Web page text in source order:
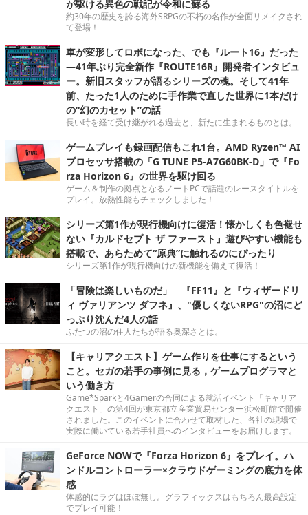
が駆ける異色の戦記が令和に蘇る
約30年の歴史を誇る海外SRPGの不朽の名作が全面リメイクされ
て登場！
車が変形してロボになった、でも『ルート16』だった
―41年ぶり完全新作『ROUTE16R』開発者インタビュ
ー。新旧スタッフが語るシリーズの魂。そして41年
前、たった1人のために手作業で直した世界に1本だけ
の“幻のカセット”の話
長い時を経て受け継がれる過去と、新たに生まれるものとは。
ゲームプレイも録画配信もこれ1台。AMD Ryzen™ AI
プロセッサ搭載の「G TUNE P5-A7G60BK-D」で『Fo
rza Horizon 6』の世界を駆け回る
ゲーム＆制作の拠点となるノートPCで話題のレースタイトルを
プレイ。放熱性能もチェックしました！
シリーズ第1作が現行機向けに復活！懐かしくも色褪せ
ない『カルドセプト ザ ファースト』遊びやすい機能も
搭載で、あらためて“原典”に触れるのにぴったり
シリーズ第1作が現行機向けの新機能を備えて復活！
「冒険は楽しいものだ」 ─『FF11』と『ウィザードリ
ィ ヴァリアンツ ダフネ』、"優しくないRPG"の沼にど
っぷり沈んだ4人の話
ふたつの沼の住人たちが語る奥深さとは。
【キャリアクエスト】ゲーム作りを仕事にするという
こと。セガの若手の事例に見る，ゲームプログラマと
いう働き方
Game*Sparkと4Gamerの合同による就活イベント「キャリア
クエスト」の第4回が東京都立産業貿易センター浜松町館で開催
されました。このイベントに合わせて取材した、各社の現場で
実際に働いている若手社員へのインタビューをお届けします。
GeForce NOWで『Forza Horizon 6』をプレイ。ハ
ンドルコントローラー×クラウドゲーミングの底力を体
感
体感的にラグはほぼ無し。グラフィックスはもちろん最高設定
でプレイ可能！